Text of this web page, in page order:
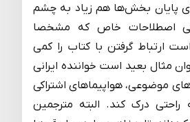
پایان بخش‌ها هم زیاد به چشم
اصطلاحات خاص که مشخصا
ارتباط گرفتن با کتاب را کمی
مثال بعید است خواننده ایرانی
موضوعی، هواپیماهای اشتراکی
راحتی درک کند. البته مترجمین